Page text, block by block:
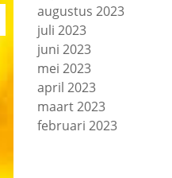
augustus 2023
juli 2023
juni 2023
mei 2023
april 2023
maart 2023
februari 2023